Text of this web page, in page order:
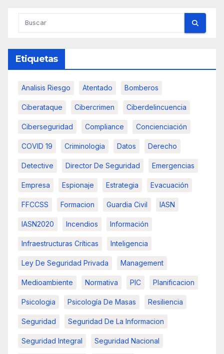
Etiquetas
Analisis Riesgo Atentado Bomberos
Ciberataque Cibercrimen Ciberdelincuencia
Ciberseguridad Compliance Concienciación
COVID 19 Criminologia Datos Derecho
Detective Director De Seguridad Emergencias
Empresa Espionaje Estrategia Evacuación
FFCCSS Formacion Guardia Civil IASN
IASN2020 Incendios Información
Infraestructuras Críticas Inteligencia
Ley De Seguridad Privada Management
Medioambiente Normativa PIC Planificacion
Psicologia Psicología De Masas Resiliencia
Seguridad Seguridad De La Informacion
Seguridad Integral Seguridad Nacional